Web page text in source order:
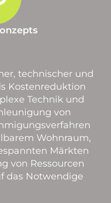
technischer und
Kostenreduktion
Technik und
von
Wohnraum,
Märkten
von Ressourcen
das Notwendige